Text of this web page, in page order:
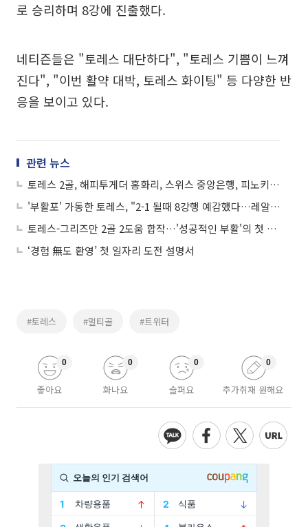
로 승리하며 8강에 진출했다.
네티즌들은 "토레스 대단하다", "토레스 기쁨이 느껴
진다", "이번 활약 대박, 토레스 화이팅" 등 다양한 반
응을 보이고 있다.
관련 뉴스
토레스 2골, 해피투게더 홍화리, 스위스 중앙은행, 피노키오 마지막회
'부활포' 가동한 토레스, "2-1 될때 8강행 예감했다…레알 상대 첫 원정득점 특히 기뻐"
토레스-그리즈만 2골 2도움 합작…'성공적인 부활'의 첫 걸음 내디딘 토레스
‘경험 無도 환영’ 첫 일자리 도전 설명서
#토레스 #멀티골 #트위터
좋아요
0
화나요
0
슬퍼요
0
추가취재 원해요
0